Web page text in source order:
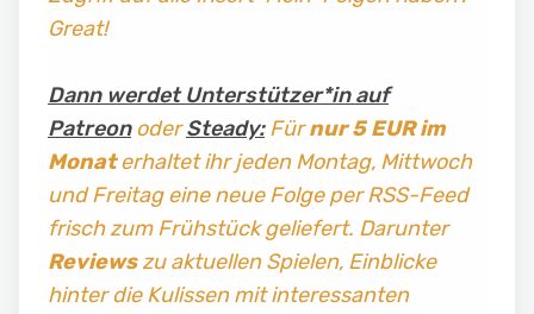
Great!
Dann werdet Unterstützer*in auf
PatreonoderSteady:Fürnur 5 EUR im
Monaterhaltet ihr jeden Montag, Mittwoch
und Freitag eine neue Folge per RSS-Feed
frisch zum Frühstück geliefert. Darunter
Reviewszu aktuellen Spielen, Einblicke
hinter die Kulissen mit interessanten